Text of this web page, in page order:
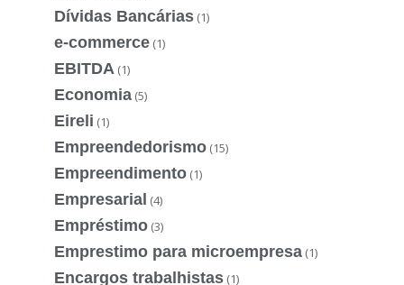
Dívidas Bancárias (1)
e-commerce (1)
EBITDA (1)
Economia (5)
Eireli (1)
Empreendedorismo (15)
Empreendimento (1)
Empresarial (4)
Empréstimo (3)
Emprestimo para microempresa (1)
Encargos trabalhistas (1)